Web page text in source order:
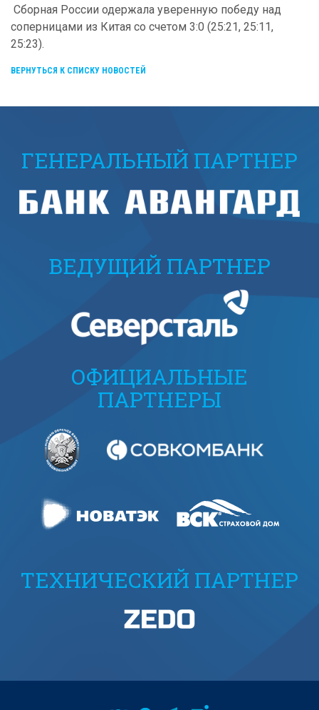
Сборная России одержала уверенную победу над
соперницами из Китая со счетом 3:0 (25:21, 25:11,
25:23).
ВЕРНУТЬСЯ К СПИСКУ НОВОСТЕЙ
ГЕНЕРАЛЬНЫЙ ПАРТНЕР
ВЕДУЩИЙ ПАРТНЕР
ОФИЦИАЛЬНЫЕ
ПАРТНЕРЫ
ТЕХНИЧЕСКИЙ ПАРТНЕР